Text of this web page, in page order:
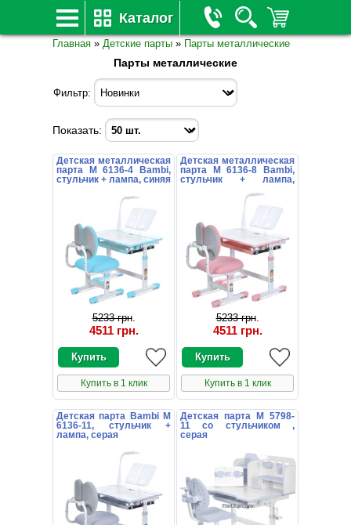
Каталог
Главная » Детские парты » Парты металлические
Парты металлические
Фильтр:
Показать:
Детская металлическая
парта M 6136-4 Bambi,
стульчик + лампа, синяя
5233 грн.
4511 грн.
Купить в 1 клик
Детская металлическая
парта M 6136-8 Bambi,
стульчик + лампа,
5233 грн.
4511 грн.
Купить в 1 клик
Детская парта Bambi M
6136-11, стульчик +
лампа, серая
Детская парта M 5798-
11 со стульчиком ,
серая